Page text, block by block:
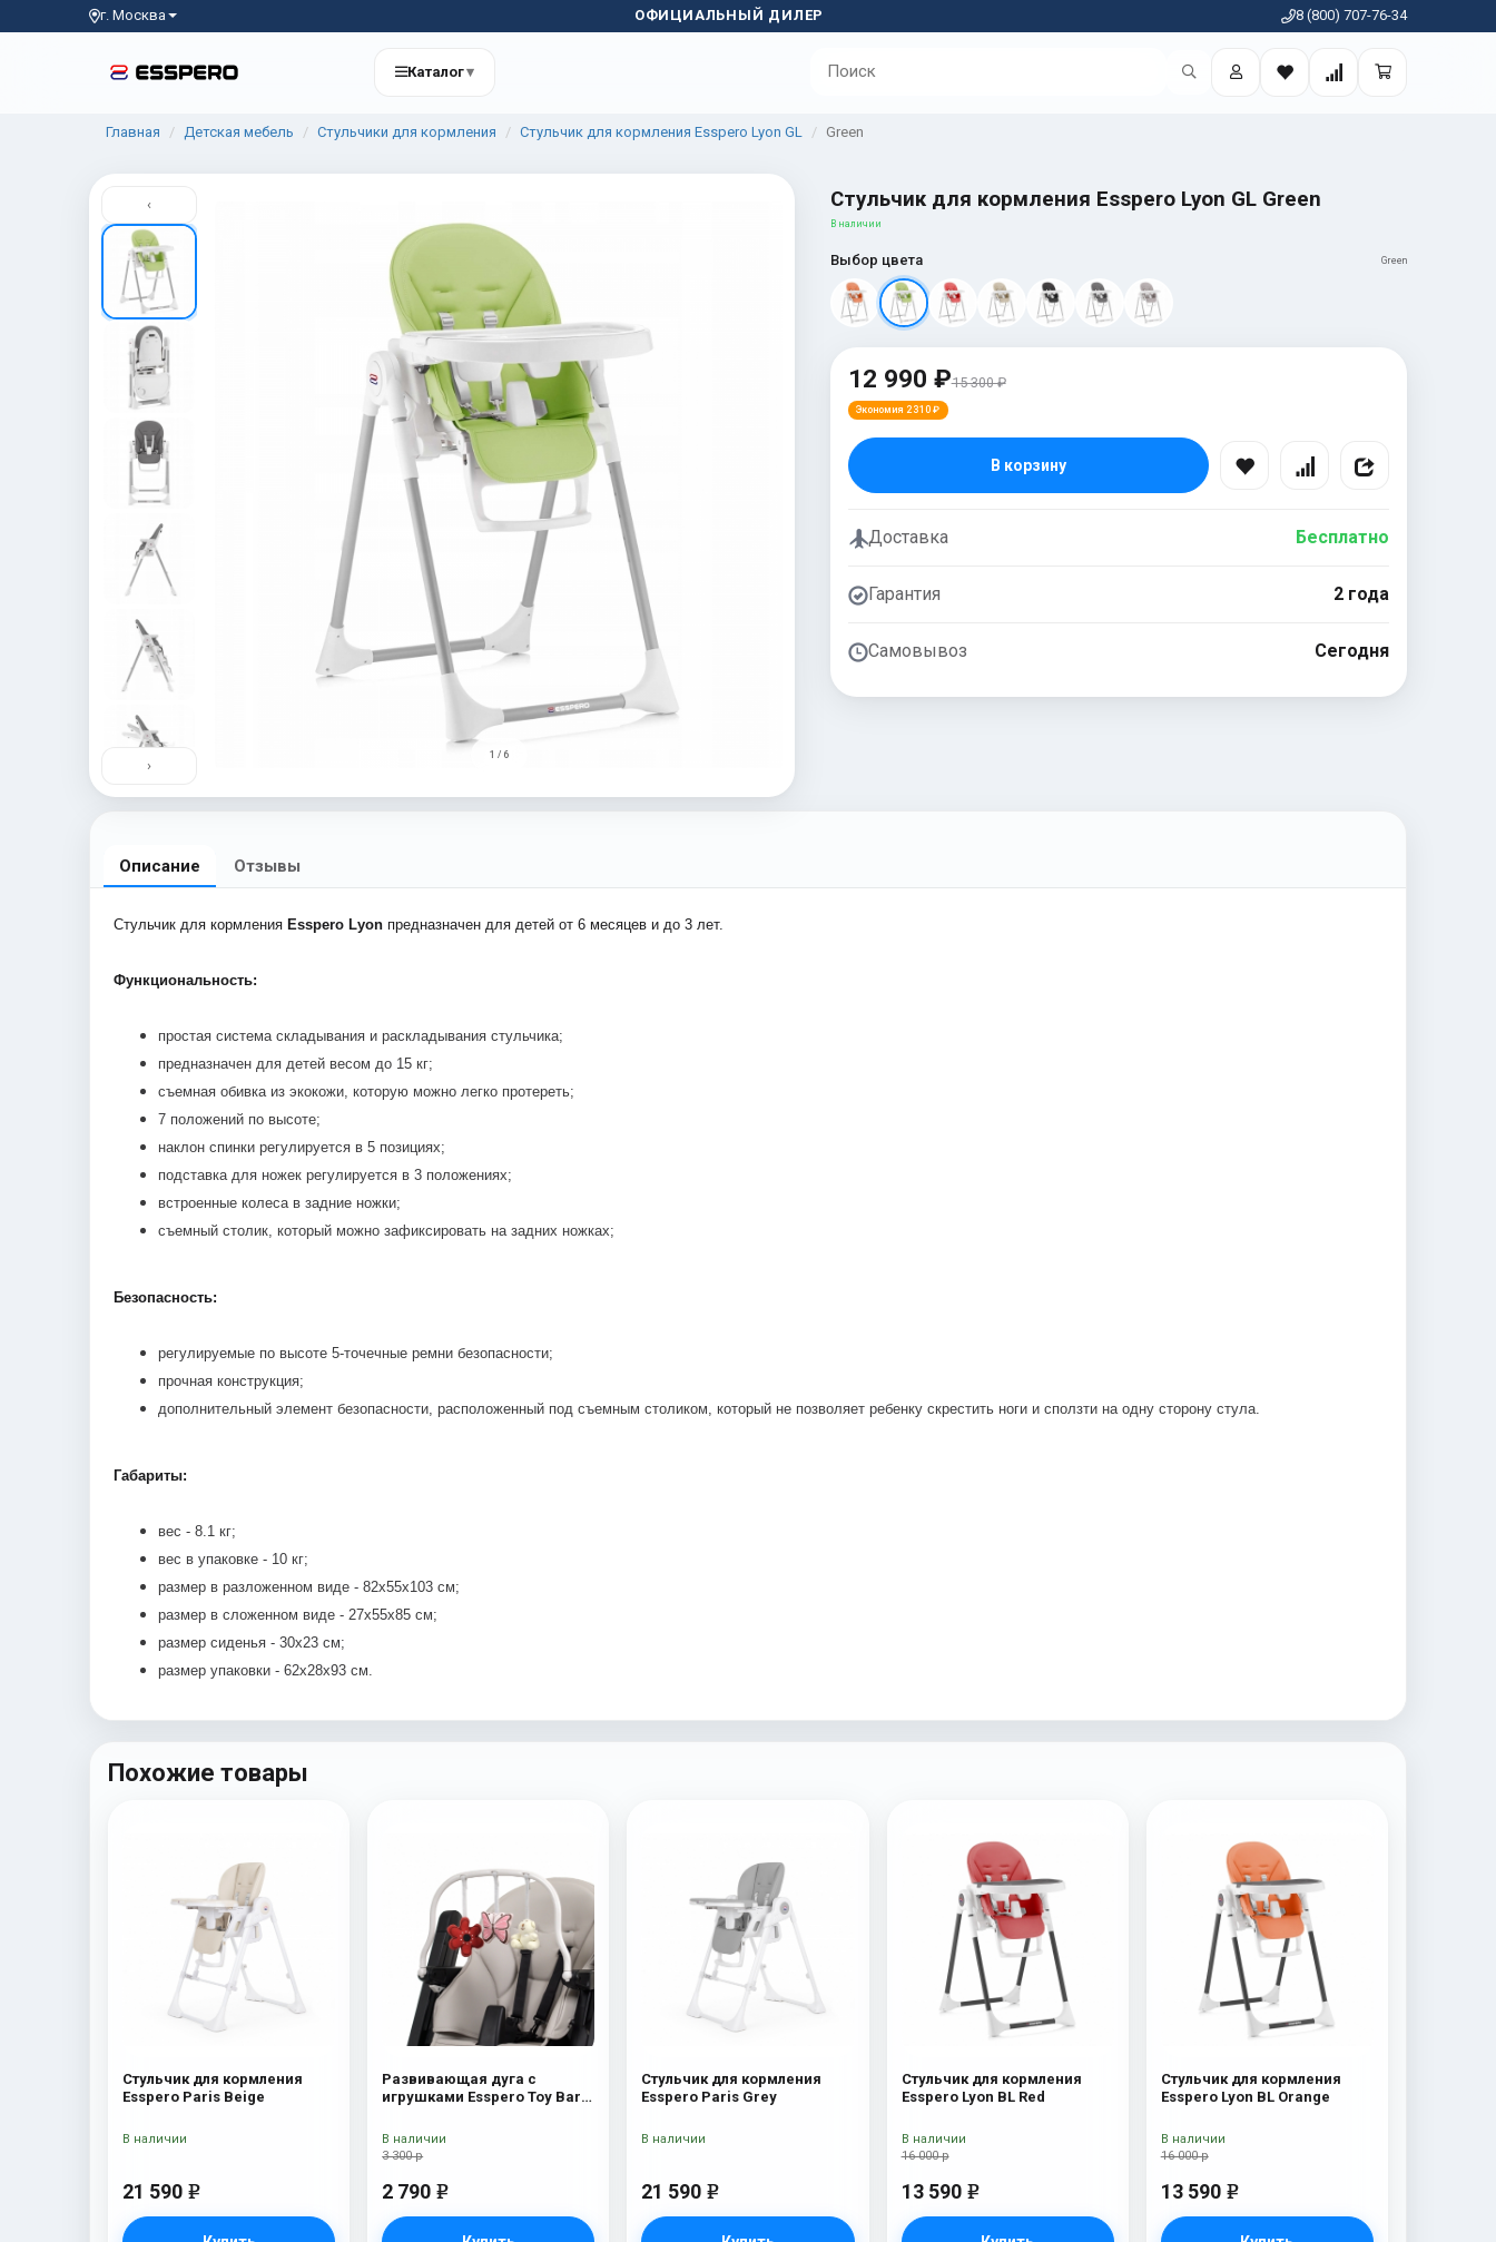
г. Москва ОФИЦИАЛЬНЫЙ ДИЛЕР 8 (800) 707-76-34
Каталог▾
Главная Детская мебель Стульчики для кормления Стульчик для кормления Esspero Lyon GL Green
‹
›
1 / 6
Стульчик для кормления Esspero Lyon GL Green
В наличии
Выбор цвета Green
12 990 ₽15 300 ₽
Экономия 2 310 ₽
В корзину
Доставка Бесплатно
Гарантия 2 года
Самовывоз Сегодня
Описание Отзывы
Стульчик для кормления Esspero Lyon предназначен для детей от 6 месяцев и до 3 лет.
Функциональность:
простая система складывания и раскладывания стульчика;
предназначен для детей весом до 15 кг;
съемная обивка из экокожи, которую можно легко протереть;
7 положений по высоте;
наклон спинки регулируется в 5 позициях;
подставка для ножек регулируется в 3 положениях;
встроенные колеса в задние ножки;
съемный столик, который можно зафиксировать на задних ножках;
Безопасность:
регулируемые по высоте 5-точечные ремни безопасности;
прочная конструкция;
дополнительный элемент безопасности, расположенный под съемным столиком, который не позволяет ребенку скрестить ноги и сползти на одну сторону стула.
Габариты:
вес - 8.1 кг;
вес в упаковке - 10 кг;
размер в разложенном виде - 82х55х103 см;
размер в сложенном виде - 27х55х85 см;
размер сиденья - 30х23 см;
размер упаковки - 62х28х93 см.
Похожие товары
Стульчик для кормления
Esspero Paris Beige
21 590 e
В наличии
Развивающая дуга с
игрушками Esspero Toy Bar
3 300 р
2 790 e
В наличии
Стульчик для кормления
Esspero Paris Grey
21 590 e
В наличии
Стульчик для кормления
Esspero Lyon BL Red
16 000 р
13 590 e
В наличии
Стульчик для кормления
Esspero Lyon BL Orange
16 000 р
13 590 e
В наличии